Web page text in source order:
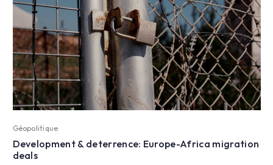
Géopolitique
Development & deterrence: Europe-Africa migration
deals